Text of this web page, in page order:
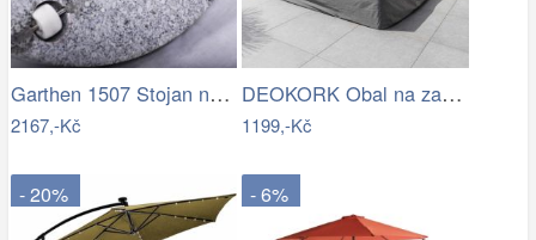
Garthen 1507 Stojan na slunečník …
2167,-Kč
DEOKORK Obal na zahradní nábytek…
1199,-Kč
- 20% - 6%